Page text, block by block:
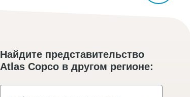
Найдите представительство
Atlas Copco в другом регионе: